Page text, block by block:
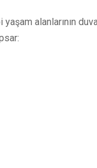
alanlarının